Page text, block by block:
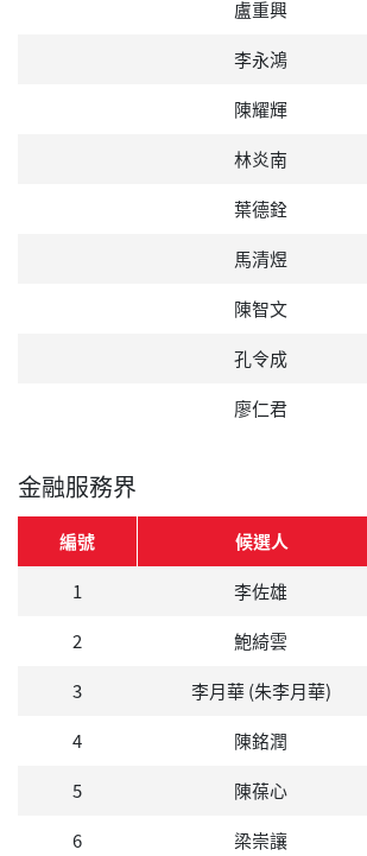
盧重興
李永鴻
陳耀輝
林炎南
葉德銓
馬清煜
陳智文
孔令成
廖仁君
金融服務界
編號 候選人
1
李佐雄
2
鮑綺雲
3
李月華 (朱李月華)
4
陳銘潤
5
陳葆心
6
梁崇讓